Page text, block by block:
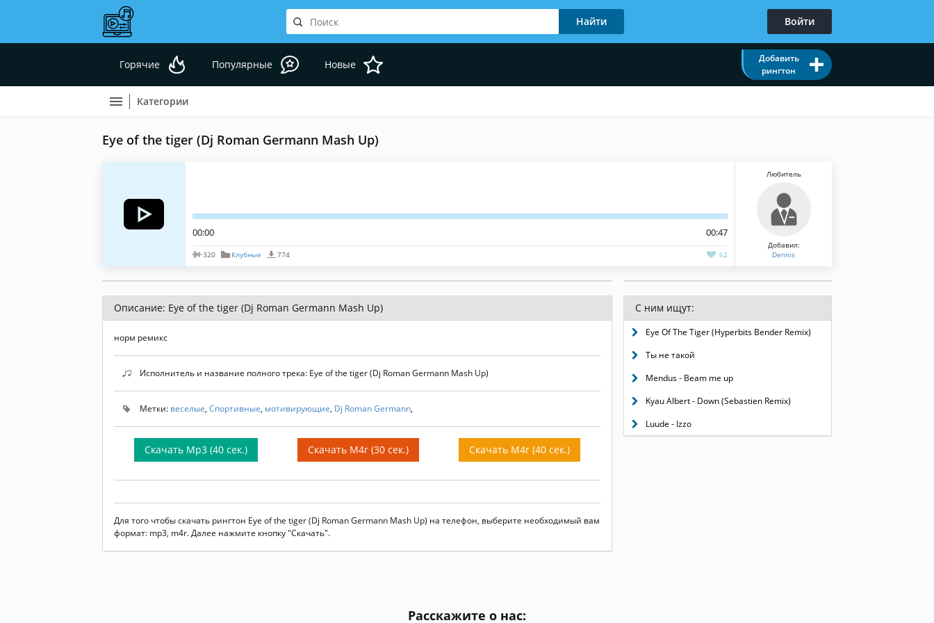
Войти
Горячие Популярные Новые
Добавить
рингтон
Категории
Eye of the tiger (Dj Roman Germann Mash Up)
00:00 00:47
320 Клубные 774 62
Любитель
Добавил:
Dennis
Описание: Eye of the tiger (Dj Roman Germann Mash Up)
норм ремикс
Исполнитель и название полного трека: Eye of the tiger (Dj Roman Germann Mash Up)
Метки: веселые, Спортивные, мотивирующие, Dj Roman Germann,
Скачать Mp3 (40 сек.) Скачать M4r (30 сек.) Скачать M4r (40 сек.)
Для того чтобы скачать рингтон Eye of the tiger (Dj Roman Germann Mash Up) на телефон, выберите необходимый вам
формат: mp3, m4r. Далее нажмите кнопку "Скачать".
С ним ищут:
Eye Of The Tiger (Hyperbits Bender Remix)
Ты не такой
Mendus - Beam me up
Kyau Albert - Down (Sebastien Remix)
Luude - Izzo
Расскажите о нас: